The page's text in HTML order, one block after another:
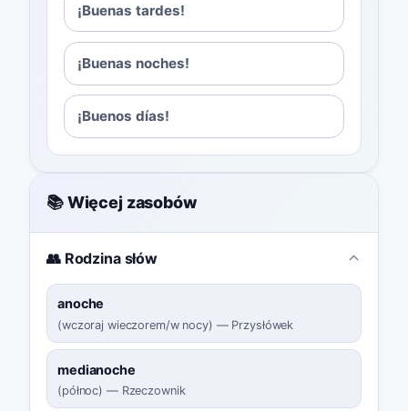
¡Buenas tardes!
¡Buenas noches!
¡Buenos días!
📚 Więcej zasobów
👥 Rodzina słów
anoche
(wczoraj wieczorem/w nocy) — Przysłówek
medianoche
(północ) — Rzeczownik